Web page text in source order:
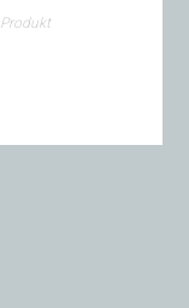
Produkt